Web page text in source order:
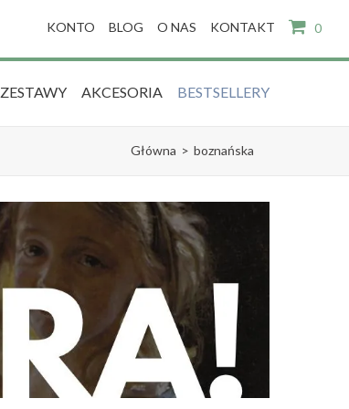
KONTO BLOG O NAS KONTAKT 0
ZESTAWY AKCESORIA BESTSELLERY
Główna > boznańska